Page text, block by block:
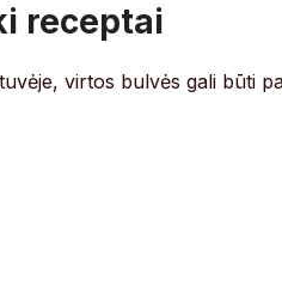
receptai
virtos bulvės gali būti